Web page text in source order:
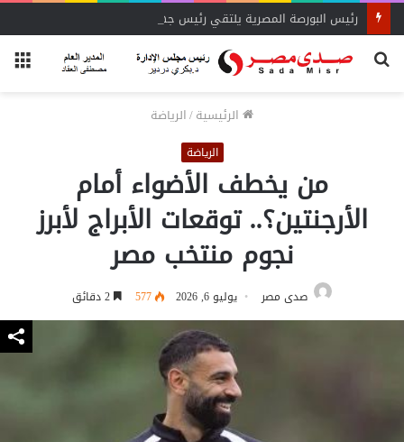
رئيس البورصة المصرية يلتقي رئيس جهاز التمثيل التجاري
بحث
الرئيسية/الرياضة
الرياضة
من يخطف الأضواء أمام
الأرجنتين؟.. توقعات الأبراج لأبرز
نجوم منتخب مصر
صدى مصر يوليو 6, 2026 577